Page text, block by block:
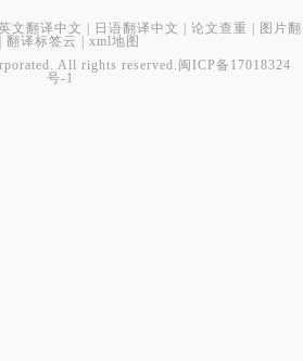
文翻译中文 日语翻译中文 论文查重
图片翻
翻译标签云
xml地图
All rights reserved. 闽ICP备17018324
号-1